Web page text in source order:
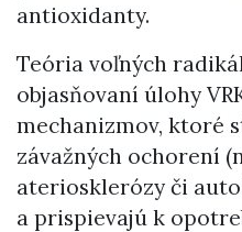
antioxidanty.
Teória voľných
objasňovaní úlohy
mechanizmov, ktoré
závažných ochorení
ateriosklerózy či
a prispievajú k